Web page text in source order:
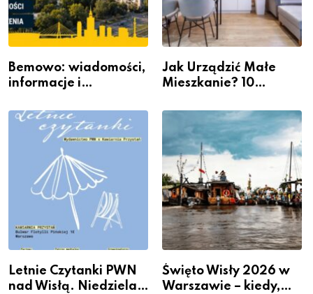
Bemowo: wiadomości,
informacje i
Jak Urządzić Małe
Mieszkanie? 10
Przestrzeni Bez
Kosztownego Remontu
Letnie Czytanki PWN
nad Wisłą. Niedziela z
Święto Wisły 2026 w
Warszawie – kiedy,